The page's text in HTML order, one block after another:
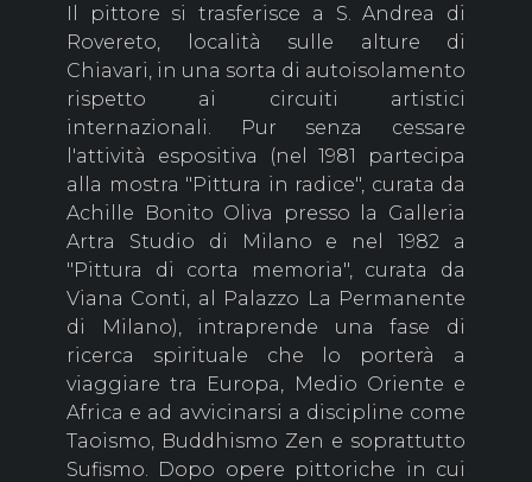
Il pittore si trasferisce a S. Andrea di
Rovereto, località sulle alture di
Chiavari, in una sorta di autoisolamento
rispetto ai circuiti artistici
internazionali. Pur senza cessare
l'attività espositiva (nel 1981 partecipa
alla mostra "Pittura in radice", curata da
Achille Bonito Oliva presso la Galleria
Artra Studio di Milano e nel 1982 a
"Pittura di corta memoria", curata da
Viana Conti, al Palazzo La Permanente
di Milano), intraprende una fase di
ricerca spirituale che lo porterà a
viaggiare tra Europa, Medio Oriente e
Africa e ad avvicinarsi a discipline come
Taoismo, Buddhismo Zen e soprattutto
Sufismo. Dopo opere pittoriche in cui